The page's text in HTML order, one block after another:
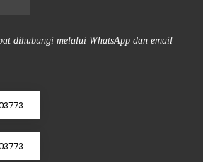
dihubungi melalui WhatsApp dan email